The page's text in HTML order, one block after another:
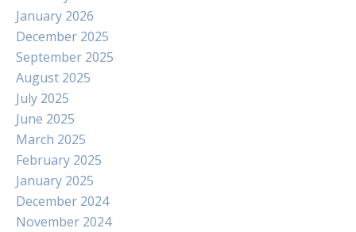
January 2026
December 2025
September 2025
August 2025
July 2025
June 2025
March 2025
February 2025
January 2025
December 2024
November 2024